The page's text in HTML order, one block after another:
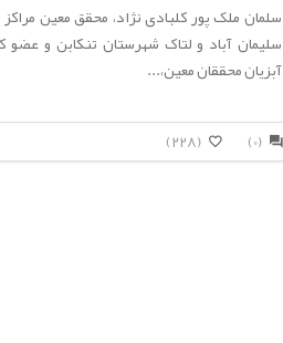
سلمان ملک پور کلبادی نژاد، محقق معین
سلیمان آباد و لتاک شهرستان تنکابن و عضو
آبزیان محققان معین،...
(228) (0)